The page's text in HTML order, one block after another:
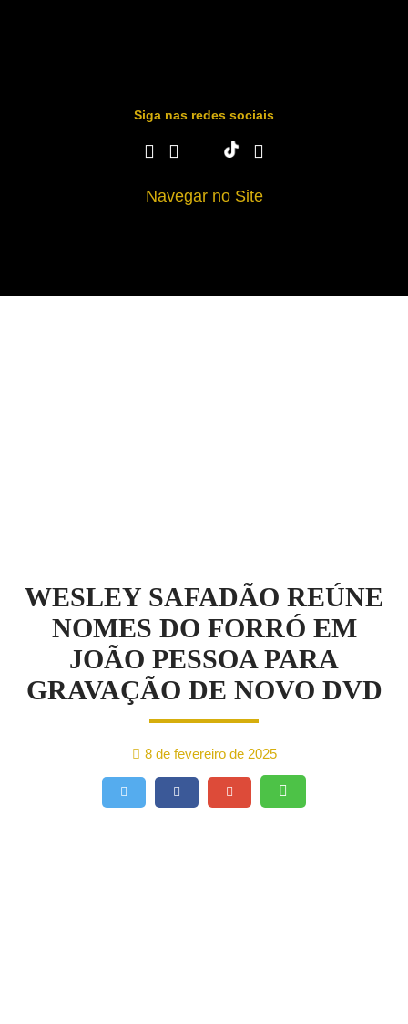
Siga nas redes sociais
Navegar no Site
WESLEY SAFADÃO REÚNE
NOMES DO FORRÓ EM
JOÃO PESSOA PARA
GRAVAÇÃO DE NOVO DVD
8 de fevereiro de 2025